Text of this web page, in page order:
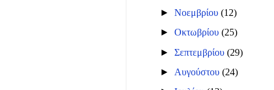
►Νοεμβρίου(12)
►Οκτωβρίου(25)
►Σεπτεμβρίου(29)
► Αυγούστου(24)